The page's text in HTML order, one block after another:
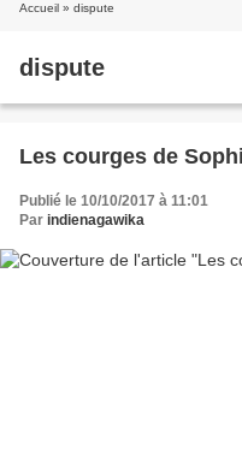
Accueil » dispute
dispute
Les courges de
Publié le 10/10/2017 à 11:01
Par indienagawika